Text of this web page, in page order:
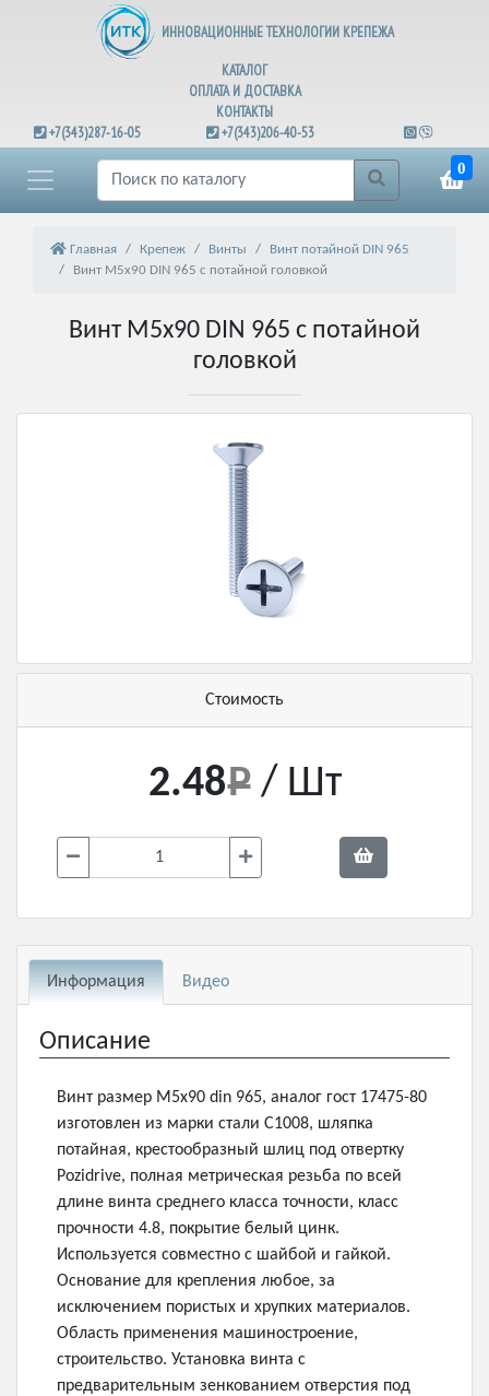
ИННОВАЦИОННЫЕ ТЕХНОЛОГИИ КРЕПЕЖА
КАТАЛОГ
ОПЛАТА И ДОСТАВКА
КОНТАКТЫ
+7(343)287-16-05
+7(343)206-40-53
0
Главная Крепеж Винты
Винт потайной DIN 965
Винт М5х90 DIN 965 с потайной головкой
Винт М5х90 DIN 965 с потайной
головкой
Стоимость
2.48 / Шт
Информация Видео
Описание
Винт размер М5х90 din 965, аналог гост 17475-80
изготовлен из марки стали С1008, шляпка
потайная, крестообразный шлиц под отвертку
Pozidrive, полная метрическая резьба по всей
длине винта среднего класса точности, класс
прочности 4.8, покрытие белый цинк.
Используется совместно с шайбой и гайкой.
Основание для крепления любое, за
исключением пористых и хрупких материалов.
Область применения машиностроение,
строительство. Установка винта с
предварительным зенкованием отверстия под